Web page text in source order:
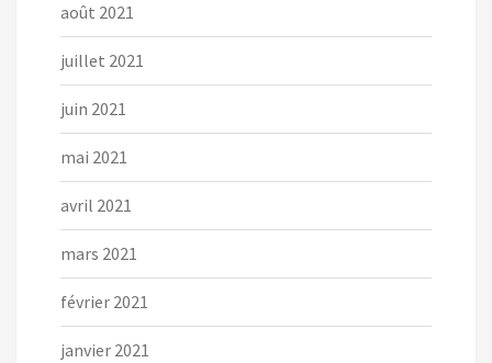
août 2021
juillet 2021
juin 2021
mai 2021
avril 2021
mars 2021
février 2021
janvier 2021